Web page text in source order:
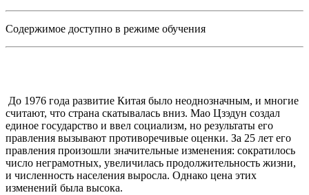
Содержимое доступно в режиме обучения
До 1976 года развитие Китая было неоднозначным, и многие
считают, что страна скатывалась вниз. Мао Цзэдун создал
единое государство и ввел социализм, но результаты его
правления вызывают противоречивые оценки. За 25 лет его
правления произошли значительные изменения: сократилось
число неграмотных, увеличилась продолжительность жизни,
и численность населения выросла. Однако цена этих
изменений была высока.